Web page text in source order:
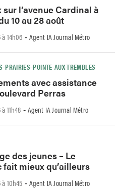
sur l’avenue Cardinal à
10 au 28 août
14h06 - Agent IA Journal Métro
PRAIRIES–POINTE-AUX-TREMBLES
avec assistance
Perras
11h48 - Agent IA Journal Métro
des jeunes – Le
fait mieux qu’ailleurs
10h45 - Agent IA Journal Métro